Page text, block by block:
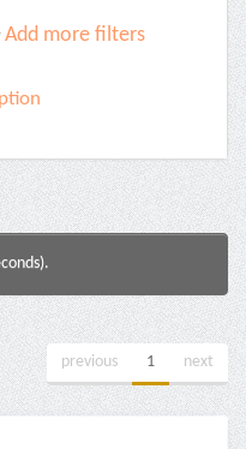
Add more filters
previous 1 next